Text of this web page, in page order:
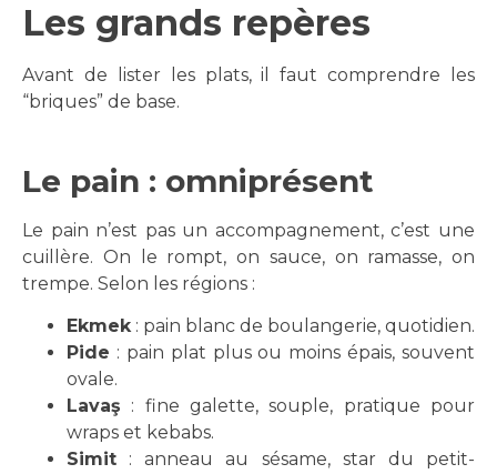
Les grands repères
Avant de lister les plats, il faut comprendre les
“briques” de base.
Le pain : omniprésent
Le pain n’est pas un accompagnement, c’est une
cuillère. On le rompt, on sauce, on ramasse, on
trempe. Selon les régions :
Ekmek: pain blanc de boulangerie, quotidien.
Pide : pain plat plus ou moins épais, souvent
ovale.
Lavaş : fine galette, souple, pratique pour
wraps et kebabs.
Simit : anneau au sésame, star du petit-